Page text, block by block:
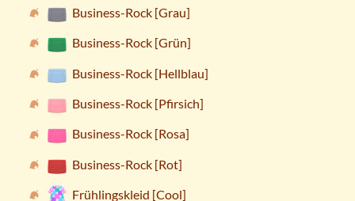
Business-Rock [Grau]
Business-Rock [Grün]
Business-Rock [Hellblau]
Business-Rock [Pfirsich]
Business-Rock [Rosa]
Business-Rock [Rot]
Frühlingskleid [Cool]